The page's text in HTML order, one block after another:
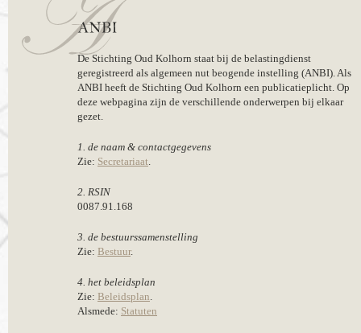
De Stichting Oud Kolhorn staat bij de belastingdienst
geregistreerd als algemeen nut beogende instelling (ANBI). Als
ANBI heeft de Stichting Oud Kolhorn een publicatieplicht. Op
deze webpagina zijn de verschillende onderwerpen bij elkaar
gezet.
1. de naam & contactgegevens
Zie: Secretariaat.
2. RSIN
0087.91.168
3. de bestuurssamenstelling
Zie: Bestuur.
4. het beleidsplan
Zie: Beleidsplan.
Alsmede: Statuten